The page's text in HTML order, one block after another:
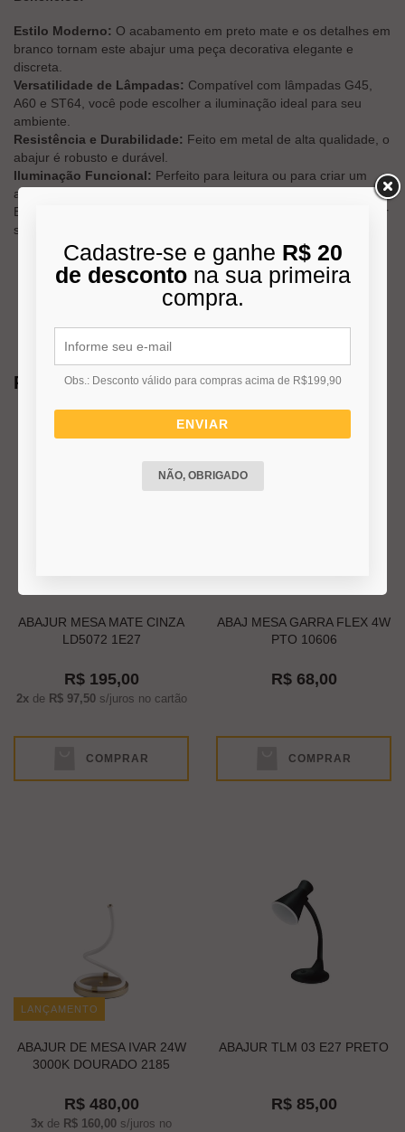
Estilo Moderno: O acabamento em preto mate e os detalhes em
branco tornam este abajur uma peça decorativa elegante e
discreta.
Versatilidade de Lâmpadas: Compatível com lâmpadas G45,
A60 e ST64, você pode escolher a iluminação ideal para seu
ambiente.
Resistência e Durabilidade: Feito em metal de alta qualidade, o
abajur é robusto e durável.
Iluminação Funcional: Perfeito para leitura ou para criar um
ambiente aconchegante e acolhedor em qualquer espaço.
Escolha o
para transformar
seu espaço com uma iluminação funcional e cheia de estilo.
Produtos Relacionados
ABAJUR MESA MATE CINZA
LD5072 1E27
R$ 195,00
2xde R$ 97,50s/juros no cartão
COMPRAR
ABAJ MESA GARRA FLEX 4W
PTO 10606
R$ 68,00
COMPRAR
LANÇAMENTO
ABAJUR DE MESA IVAR 24W
3000K DOURADO 2185
R$ 480,00
3x de R$ 160,00 s/juros no
ABAJUR TLM 03 E27 PRETO
R$ 85,00
Cadastre-se e ganhe R$ 20
de descontona sua primeira
compra.
Obs.: Desconto válido para compras acima de R$199,90
ENVIAR
NÃO, OBRIGADO